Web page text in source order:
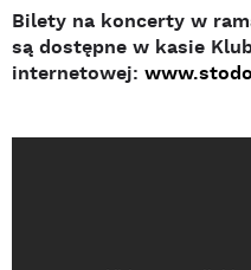
Bilety na koncerty w
są dostępne w kasie
internetowej: